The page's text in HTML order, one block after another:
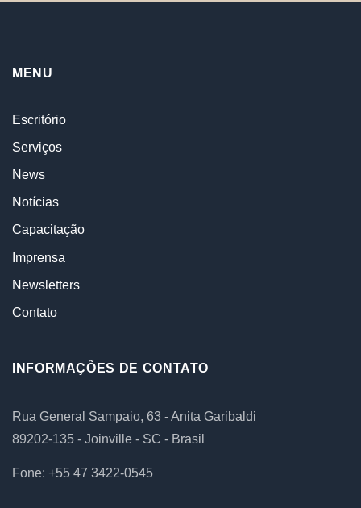
MENU
Escritório
Serviços
News
Notícias
Capacitação
Imprensa
Newsletters
Contato
INFORMAÇÕES DE CONTATO
Rua General Sampaio, 63 - Anita Garibaldi
89202-135 - Joinville - SC - Brasil
Fone: +55 47 3422-0545